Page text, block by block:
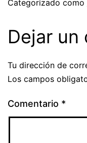
Categorizado como
Dejar un
Tu dirección de
Los campos
Comentario *